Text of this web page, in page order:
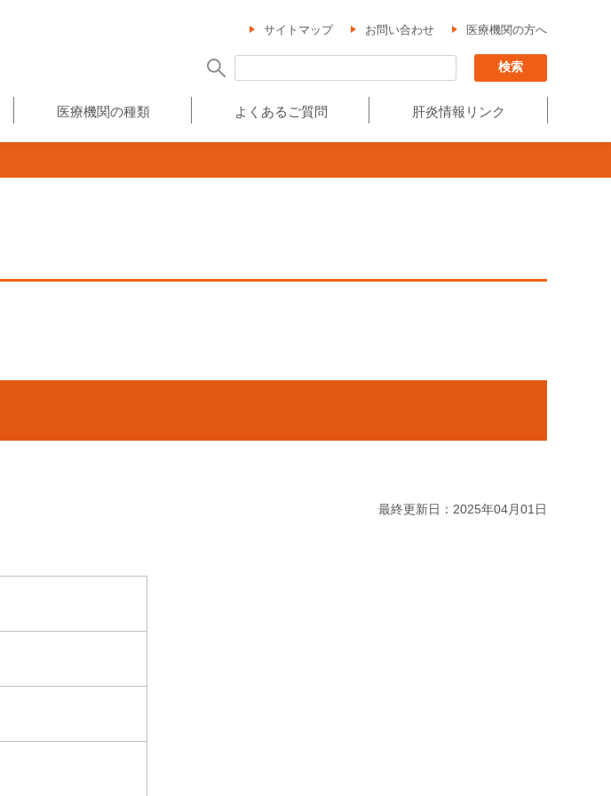
サイトマップ お問い合わせ 医療機関の方へ
医療機関の種類 よくあるご質問 肝炎情報リンク
最終更新日：2025年04月01日